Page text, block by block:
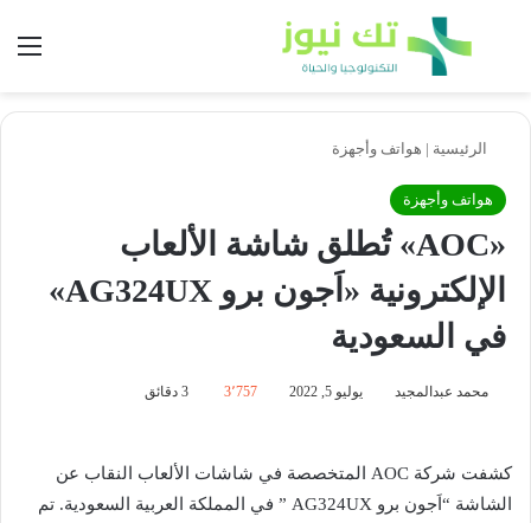
بحث عن
الرئيسية | هواتف وأجهزة
هواتف وأجهزة
«AOC» تُطلق شاشة الألعاب
الإلكترونية «اَجون برو AG324UX»
في السعودية
محمد عبدالمجيد يوليو 5, 2022 3٬757
كشفت شركة AOC المتخصصة في شاشات الألعاب النقاب عن
الشاشة “اَجون برو AG324UX ” في المملكة العربية السعودية. تم